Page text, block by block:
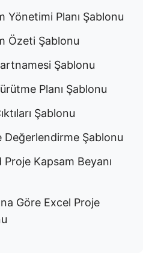
Yönetimi Planı Şablonu
Özeti Şablonu
Şablonu
Planı Şablonu
Şablonu
Değerlendirme Şablonu
Kapsam Beyanı
Göre Excel Proje